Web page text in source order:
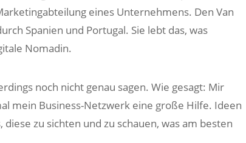
eines Unternehmens. Den Van
Spanien und Portugal. Sie lebt das, was
Nomadin.
noch nicht genau sagen. Wie gesagt: Mir
mein Business-Netzwerk eine große Hilfe. Ideen
zu sichten und zu schauen, was am besten